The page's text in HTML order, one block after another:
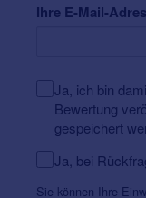
Ihre E-Mail-
Ja, ich bin
Bewertung
gespeichert
Ja, bei
Sie können Ihre